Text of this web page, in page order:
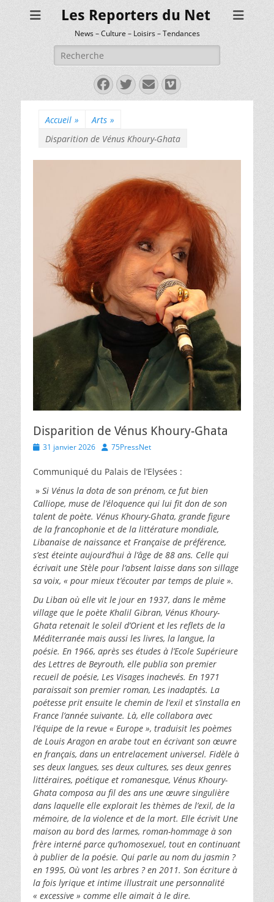
Les Reporters du Net
News – Culture – Loisirs – Tendances
Rechercher :
Facebook
Twitter
E-
mail
Vimeo
Accueil » Arts »
Disparition de Vénus Khoury-Ghata
Disparition de Vénus Khoury-Ghata
Posted
31 janvier 2026 Author
75PressNet
Communiqué du Palais de l’Elysées :
» Si Vénus la dota de son prénom, ce fut bien
Calliope, muse de l’éloquence qui lui fit don de son
talent de poète. Vénus Khoury-Ghata, grande figure
de la francophonie et de la littérature mondiale,
Libanaise de naissance et Française de préférence,
s’est éteinte aujourd’hui à l’âge de 88 ans. Celle qui
écrivait une Stèle pour l’absent laisse dans son sillage
sa voix, « pour mieux t’écouter par temps de pluie ».
Du Liban où elle vit le jour en 1937, dans le même
village que le poète Khalil Gibran, Vénus Khoury-
Ghata retenait le soleil d’Orient et les reflets de la
Méditerranée mais aussi les livres, la langue, la
poésie. En 1966, après ses études à l’Ecole Supérieure
des Lettres de Beyrouth, elle publia son premier
recueil de poésie, Les Visages inachevés. En 1971
paraissait son premier roman, Les inadaptés. La
poétesse prit ensuite le chemin de l’exil et s’installa en
France l’année suivante. Là, elle collabora avec
l’équipe de la revue « Europe », traduisit les poèmes
de Louis Aragon en arabe tout en écrivant son œuvre
en français, dans un entrelacement universel. Fidèle à
ses deux langues, ses deux cultures, ses deux genres
littéraires, poétique et romanesque, Vénus Khoury-
Ghata composa au fil des ans une œuvre singulière
dans laquelle elle explorait les thèmes de l’exil, de la
mémoire, de la violence et de la mort. Elle écrivit Une
maison au bord des larmes, roman-hommage à son
frère interné parce qu’homosexuel, tout en continuant
à publier de la poésie. Qui parle au nom du jasmin ?
en 1995, Où vont les arbres ? en 2011. Son écriture à
la fois lyrique et intime illustrait une personnalité
« excessive » comme elle aimait à le dire.